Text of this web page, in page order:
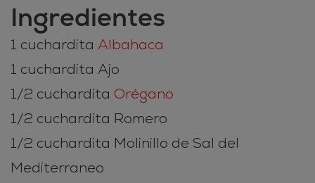
Ingredientes
1 cuchardita Albahaca
1 cuchardita Ajo
1/2 cuchardita Orégano
1/2 cuchardita Romero
1/2 cuchardita Molinillo de Sal del
Mediterraneo